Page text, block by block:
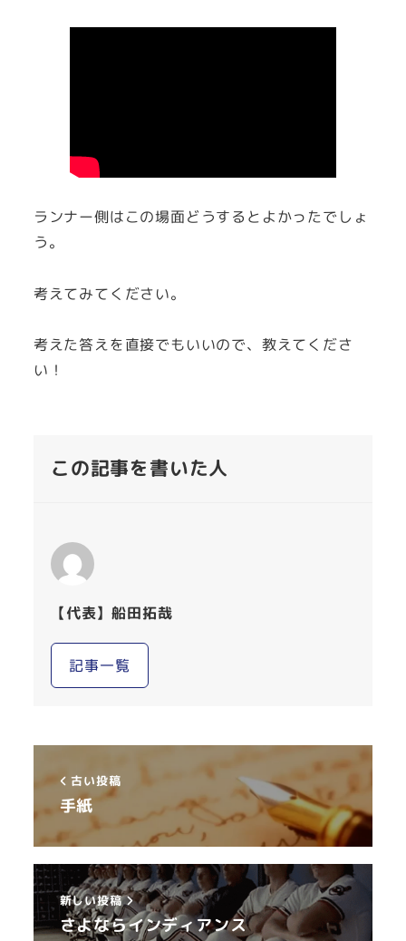
ランナー側はこの場面どうするとよかったでしょ
う。
考えてみてください。
考えた答えを直接でもいいので、教えてくださ
い！
この記事を書いた人
【代表】船田拓哉
記事一覧
古い投稿
手紙
新しい投稿
さよならインディアンス